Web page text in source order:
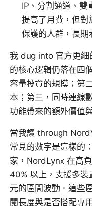
IP、分割通道、雙
提高了月費，但對
保護的人群，長期
我 dug into 官方更細
的核心逻辑仍落在四
容量投資的規模；第
本；第三，同時連線
功能帶來的額外價值
當我讀 through
常見的數字是這樣的
家，NordLynx 在高
40% 以上，支援多
元的區間波動。這些
閱長度與是否搭配專